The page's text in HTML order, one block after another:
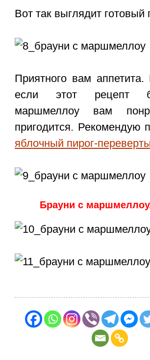
Вот так выглядит готовый
Приятного вам аппетита.
если этот рецепт
маршмеллоу вам
пригодится. Рекомендую
яблочный пирог-
Брауни с